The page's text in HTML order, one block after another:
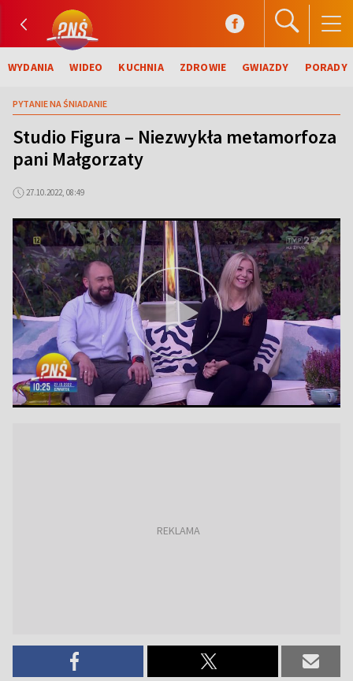
WYDANIA WIDEO KUCHNIA ZDROWIE GWIAZDY PORADY
PYTANIE NA ŚNIADANIE
Studio Figura – Niezwykła metamorfoza
pani Małgorzaty
27.10.2022, 08:49